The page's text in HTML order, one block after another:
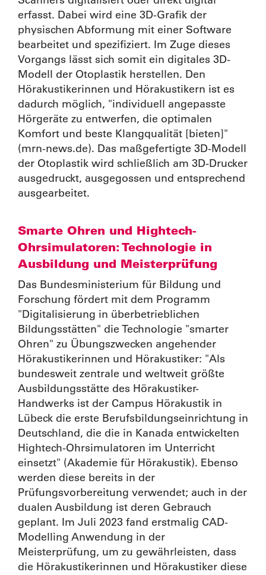
erfasst. Dabei wird eine 3D-Grafik der
physischen Abformung mit einer Software
bearbeitet und spezifiziert. Im Zuge dieses
Vorgangs lässt sich somit ein digitales 3D-
Modell der Otoplastik herstellen. Den
Hörakustikerinnen und Hörakustikern ist es
dadurch möglich, "individuell angepasste
Hörgeräte zu entwerfen, die optimalen
Komfort und beste Klangqualität [bieten]"
(mrn-news.de). Das maßgefertigte 3D-Modell
der Otoplastik wird schließlich am 3D-Drucker
ausgedruckt, ausgegossen und entsprechend
ausgearbeitet.
Smarte Ohren und Hightech-
Ohrsimulatoren: Technologie in
Ausbildung und Meisterprüfung
Das Bundesministerium für Bildung und
Forschung fördert mit dem Programm
"Digitalisierung in überbetrieblichen
Bildungsstätten" die Technologie "smarter
Ohren" zu Übungszwecken angehender
Hörakustikerinnen und Hörakustiker: "Als
bundesweit zentrale und weltweit größte
Ausbildungsstätte des Hörakustiker-
Handwerks ist der Campus Hörakustik in
Lübeck die erste Berufsbildungseinrichtung in
Deutschland, die die in Kanada entwickelten
Hightech-Ohrsimulatoren im Unterricht
einsetzt" (Akademie für Hörakustik). Ebenso
werden diese bereits in der
Prüfungsvorbereitung verwendet; auch in der
dualen Ausbildung ist deren Gebrauch
geplant. Im Juli 2023 fand erstmalig CAD-
Modelling Anwendung in der
Meisterprüfung, um zu gewährleisten, dass
die Hörakustikerinnen und Hörakustiker diese